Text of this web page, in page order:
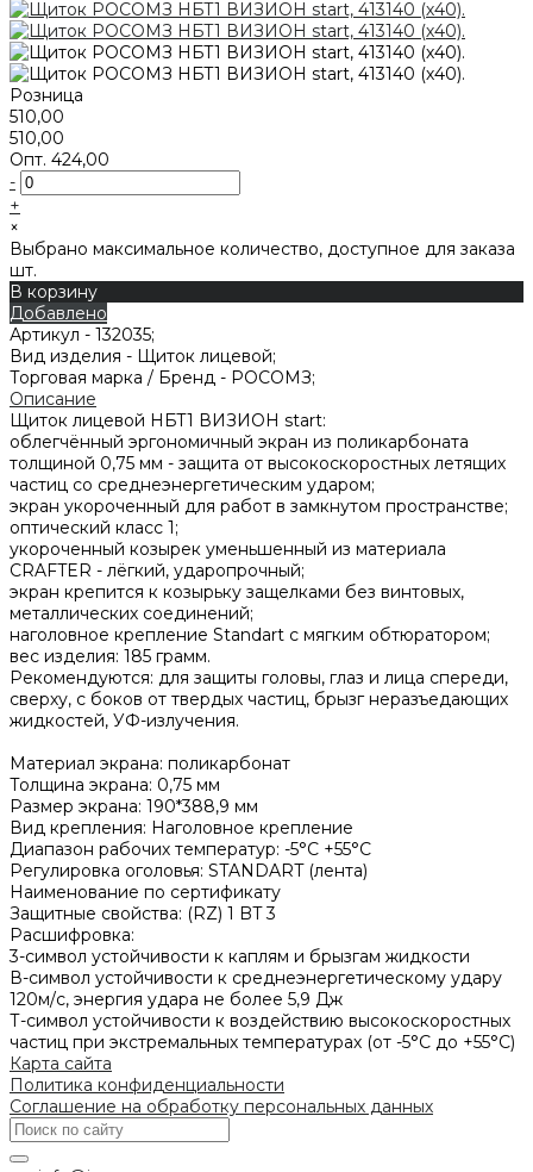
Розница
510,00
510,00
Опт. 424,00
-
+
×
Выбрано максимальное количество, доступное для заказа
шт.
В корзину
Добавлено
Артикул - 132035;
Вид изделия - Щиток лицевой;
Торговая марка / Бренд - РОСОМЗ;
Описание
Щиток лицевой НБТ1 ВИЗИОН start:
облегчённый эргономичный экран из поликарбоната
толщиной 0,75 мм - защита от высокоскоростных летящих
частиц со среднеэнергетическим ударом;
экран укороченный для работ в замкнутом пространстве;
оптический класс 1;
укороченный козырек уменьшенный из материала
CRAFTER - лёгкий, ударопрочный;
экран крепится к козырьку защелками без винтовых,
металлических соединений;
наголовное крепление Standart с мягким обтюратором;
вес изделия: 185 грамм.
Рекомендуются: для защиты головы, глаз и лица спереди,
сверху, с боков от твердых частиц, брызг неразъедающих
жидкостей, УФ-излучения.
Материал экрана: поликарбонат
Толщина экрана: 0,75 мм
Размер экрана: 190*388,9 мм
Вид крепления: Наголовное крепление
Диапазон рабочих температур: -5°C +55°C
Регулировка оголовья: STANDART (лента)
Наименование по сертификату
Защитные свойства: (RZ) 1 BT 3
Расшифровка:
3-символ устойчивости к каплям и брызгам жидкости
В-символ устойчивости к среднеэнергетическому удару
120м/с, энергия удара не более 5,9 Дж
Т-символ устойчивости к воздействию высокоскоростных
частиц при экстремальных температурах (от -5°С до +55°С)
Карта сайта
Политика конфиденциальности
Соглашение на обработку персональных данных